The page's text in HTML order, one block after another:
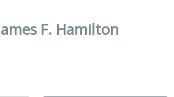
F. Hamilton